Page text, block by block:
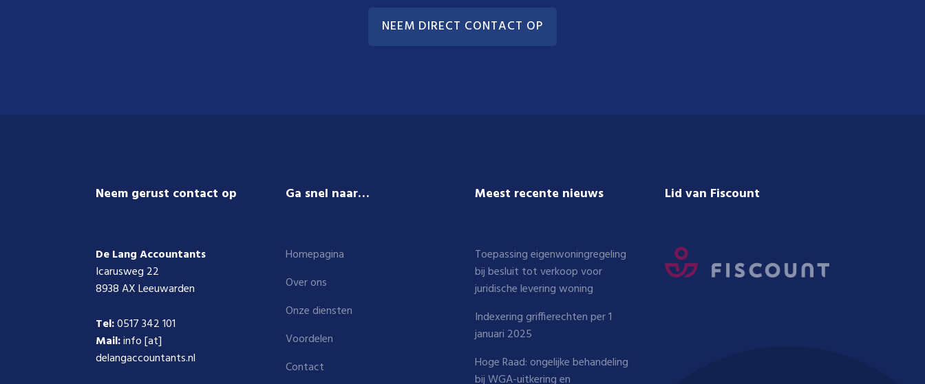
NEEM DIRECT CONTACT OP
Neem gerust contact op
De Lang Accountants
Icarusweg 22
8938 AX Leeuwarden
Tel:0517 342 101
Mail:info [at]
delangaccountants.nl
Ga snel naar…
Homepagina
Over ons
Onze diensten
Voordelen
Contact
Meest recente nieuws
Toepassing eigenwoningregeling
bij besluit tot verkoop voor
juridische levering woning
Indexering griffierechten per 1
januari 2025
Hoge Raad: ongelijke behandeling
bij WGA-uitkering en
Lid van Fiscount